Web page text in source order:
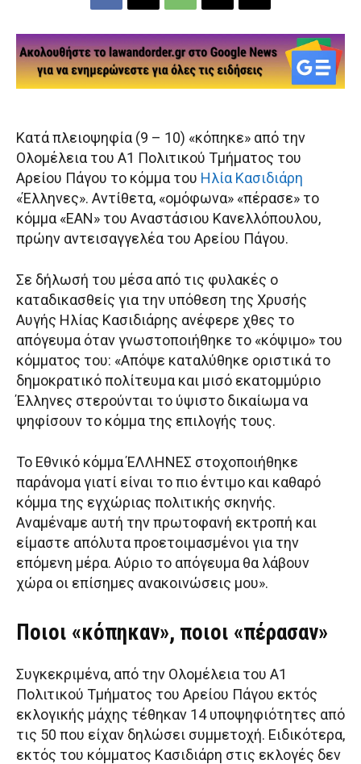
Κατά πλειοψηφία (9 – 10) «κόπηκε» από την
Ολομέλεια του Α1 Πολιτικού Τμήματος του
Αρείου Πάγου το κόμμα του Ηλία Κασιδιάρη
«Έλληνες». Αντίθετα, «ομόφωνα» «πέρασε» το
κόμμα «ΕΑΝ» του Αναστάσιου Κανελλόπουλου,
πρώην αντεισαγγελέα του Αρείου Πάγου.
Σε δήλωσή του μέσα από τις φυλακές ο
καταδικασθείς για την υπόθεση της Χρυσής
Αυγής Ηλίας Κασιδιάρης ανέφερε χθες το
απόγευμα όταν γνωστοποιήθηκε το «κόψιμο» του
κόμματος του: «Απόψε καταλύθηκε οριστικά το
δημοκρατικό πολίτευμα και μισό εκατομμύριο
Έλληνες στερούνται το ύψιστο δικαίωμα να
ψηφίσουν το κόμμα της επιλογής τους.
Το Εθνικό κόμμα ΈΛΛΗΝΕΣ στοχοποιήθηκε
παράνομα γιατί είναι το πιο έντιμο και καθαρό
κόμμα της εγχώριας πολιτικής σκηνής.
Αναμέναμε αυτή την πρωτοφανή εκτροπή και
είμαστε απόλυτα προετοιμασμένοι για την
επόμενη μέρα. Αύριο το απόγευμα θα λάβουν
χώρα οι επίσημες ανακοινώσεις μου».
Ποιοι «κόπηκαν», ποιοι «πέρασαν»
Συγκεκριμένα, από την Ολομέλεια του Α1
Πολιτικού Τμήματος του Αρείου Πάγου εκτός
εκλογικής μάχης τέθηκαν 14 υποψηφιότητες από
τις 50 που είχαν δηλώσει συμμετοχή. Ειδικότερα,
εκτός του κόμματος Κασιδιάρη στις εκλογές δεν